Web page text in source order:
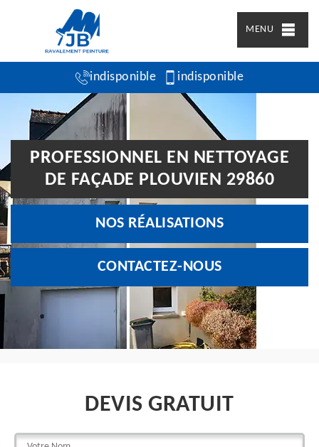
MENU
indisponible indisponible
PROFESSIONNEL EN NETTOYAGE
DE FAÇADE PLOUVIEN 29860
NOS RÉALISATIONS
CONTACTEZ-NOUS
DEVIS GRATUIT